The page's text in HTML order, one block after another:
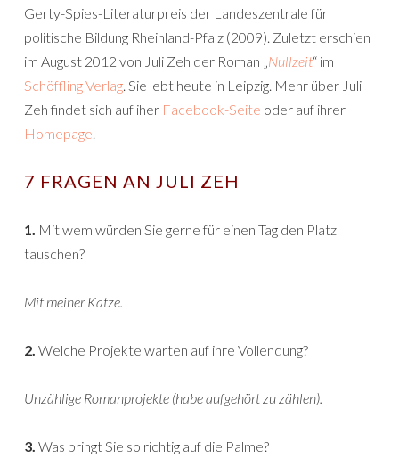
Gerty-Spies-Literaturpreis der Landeszentrale für
politische Bildung Rheinland-Pfalz (2009). Zuletzt erschien
im August 2012 von Juli Zeh der Roman „Nullzeit“ im
Schöffling Verlag. Sie lebt heute in Leipzig. Mehr über Juli
Zeh findet sich auf iher Facebook-Seite oder auf ihrer
Homepage.
7 FRAGEN AN JULI ZEH
1. Mit wem würden Sie gerne für einen Tag den Platz
tauschen?
Mit meiner Katze.
2. Welche Projekte warten auf ihre Vollendung?
Unzählige Romanprojekte (habe aufgehört zu zählen).
3. Was bringt Sie so richtig auf die Palme?